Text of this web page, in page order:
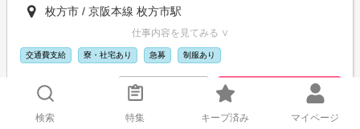
枚方市 / 京阪本線 枚方市駅
仕事内容を見てみる ∨
交通費支給 寮・社宅あり 急募 制服あり
応募画面に進む
検索
特集 キープ済み マイページ